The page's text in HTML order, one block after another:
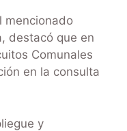
mencionado
destacó que en
Comunales
en la consulta
y